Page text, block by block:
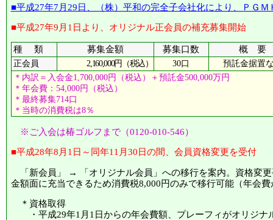
■平成27年7月29日、（株）平和の完全子会社化により、ＰＧＭ
■平成27年9月1日より、オリジナル正会員の補充募集開始
種 類 募集金額 募集口数 概 要
正会員 2,160,000円（税込） 30口
預託金据置
＊内訳＝入会金1,700,000円（税込）＋預託金500,000万円
＊年会費：54,000円（税込）
＊最終募集714口
＊当時の消費税は8％
※ご入会は椿ゴルフまで（0120-010-546）
■平成28年8月1日～同年11月30日の間、会員資格変更を受付
「新会員」 → 「オリジナル会員」への移行を案内。資格変
金額面に充当できるため消費税8,000円のみで移行可能（年会
＊資格取得
・平成29年1月1日からの年会費額、プレーフィがオリジナ